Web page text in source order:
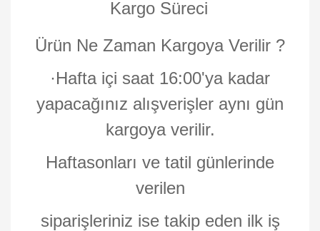
Kargo Süreci
Ürün Ne Zaman Kargoya Verilir ?
·Hafta içi saat 16:00'ya kadar
yapacağınız alışverişler aynı gün
kargoya verilir.
Haftasonları ve tatil günlerinde
verilen
siparişleriniz ise takip eden ilk iş